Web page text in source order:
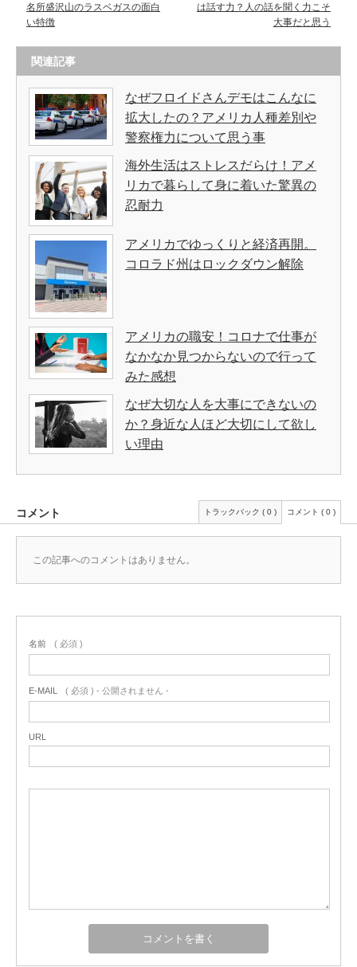
名所盛沢山のラスベガスの面白
い特徴
は話す力？人の話を聞く力こそ
大事だと思う
関連記事
なぜフロイドさんデモはこんなに
拡大したの？アメリカ人種差別や
警察権力について思う事
海外生活はストレスだらけ！アメ
リカで暮らして身に着いた驚異の
忍耐力
アメリカでゆっくりと経済再開。
コロラド州はロックダウン解除
アメリカの職安！コロナで仕事が
なかなか見つからないので行って
みた感想
なぜ大切な人を大事にできないの
か？身近な人ほど大切にして欲し
い理由
コメント トラックバック ( 0 ) コメント ( 0 )
この記事へのコメントはありません。
名前 ( 必須 )
E-MAIL ( 必須 ) - 公開されません -
URL